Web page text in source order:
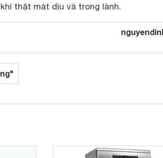
thật mát dịu và trong lành.